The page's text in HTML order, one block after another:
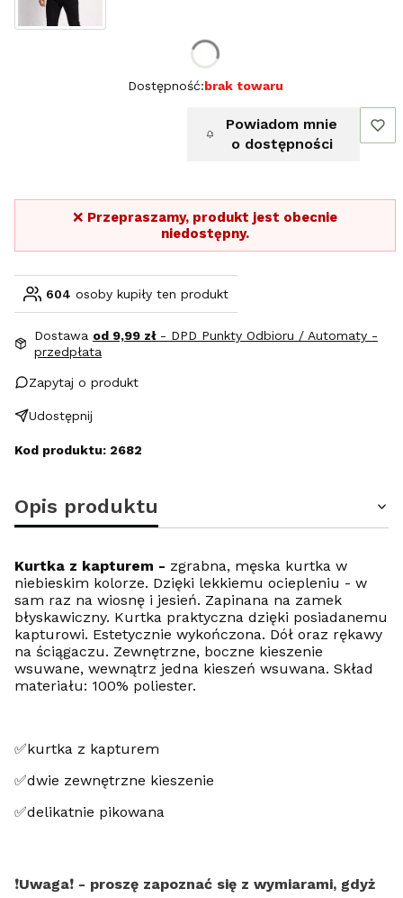
Dostępność:brak towaru
Powiadom mnie
o dostępności
❌ Przepraszamy, produkt jest obecnie
niedostępny.
604 osoby kupiły ten produkt
Dostawa od 9,99 zł - DPD Punkty Odbioru / Automaty -
przedpłata
Zapytaj o produkt
Udostępnij
Kod produktu: 2682
Opis produktu
Kurtka z kapturem - zgrabna, męska kurtka w
niebieskim kolorze. Dzięki lekkiemu ociepleniu - w
sam raz na wiosnę i jesień. Zapinana na zamek
błyskawiczny. Kurtka praktyczna dzięki posiadanemu
kapturowi. Estetycznie wykończona. Dół oraz rękawy
na ściągaczu. Zewnętrzne, boczne kieszenie
wsuwane, wewnątrz jedna kieszeń wsuwana. Skład
materiału: 100% poliester.
✅kurtka z kapturem
✅dwie zewnętrzne kieszenie
✅delikatnie pikowana
❗️Uwaga❗️ - proszę zapoznać się z wymiarami, gdyż